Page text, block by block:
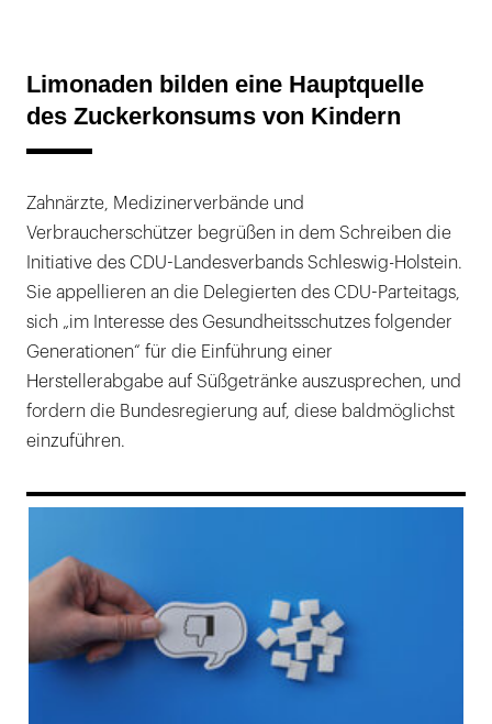
Limonaden bilden eine Hauptquelle
des Zuckerkonsums von Kindern
Zahnärzte, Medizinerverbände und
Verbraucherschützer begrüßen in dem Schreiben die
Initiative des CDU-Landesverbands Schleswig-Holstein.
Sie appellieren an die Delegierten des CDU-Parteitags,
sich „im Interesse des Gesundheitsschutzes folgender
Generationen“ für die Einführung einer
Herstellerabgabe auf Süßgetränke auszusprechen, und
fordern die Bundesregierung auf, diese baldmöglichst
einzuführen.